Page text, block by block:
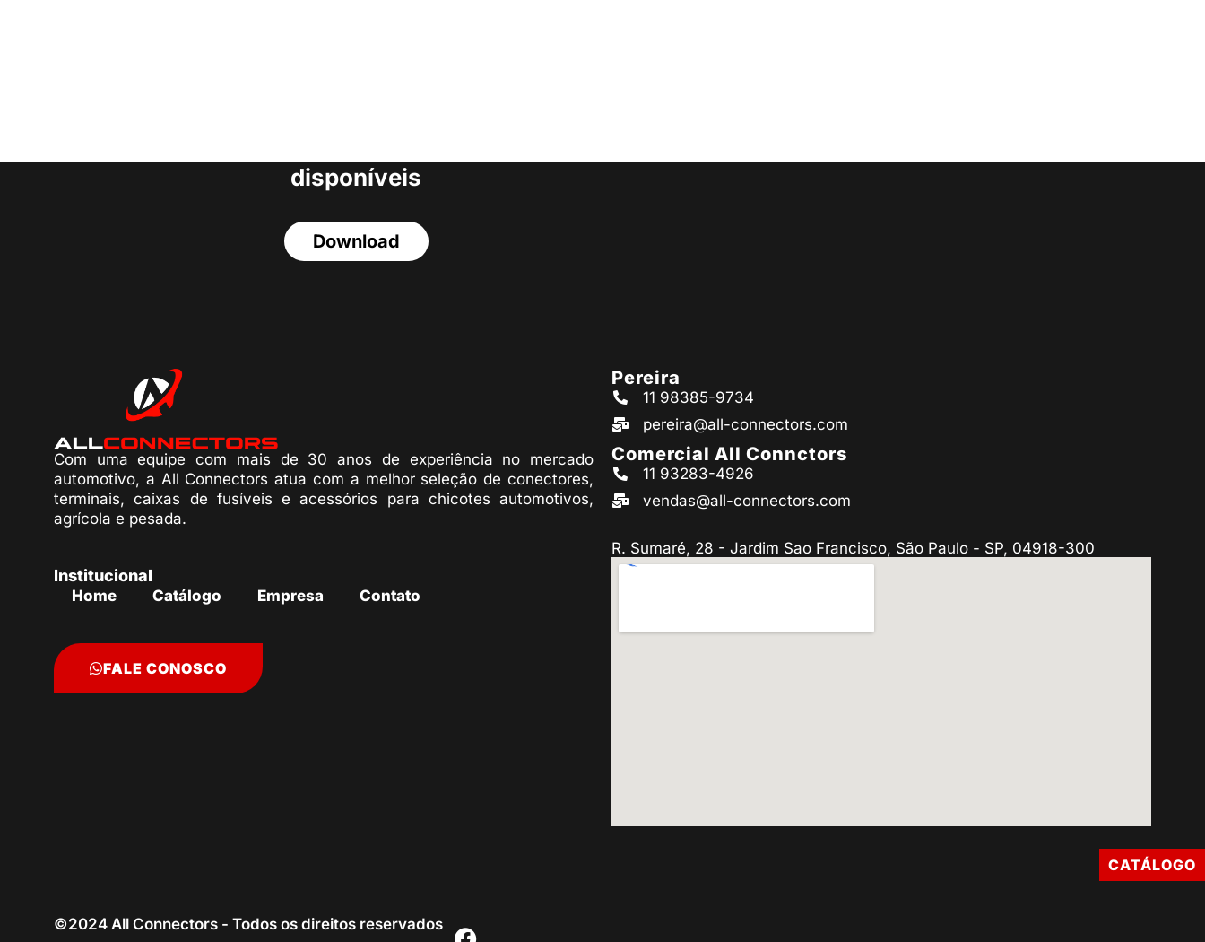
disponíveis
Download
Com uma equipe com mais de 30 anos de experiência no mercado
automotivo, a All Connectors atua com a melhor seleção de conectores,
terminais, caixas de fusíveis e acessórios para chicotes automotivos,
agrícola e pesada.
Institucional
Home Catálogo Empresa Contato
FALE CONOSCO
Pereira
11 98385-9734
pereira@all-connectors.com
Comercial All Connctors
11 93283-4926
vendas@all-connectors.com
R. Sumaré, 28 - Jardim Sao Francisco, São Paulo - SP, 04918-300
©2024 All Connectors - Todos os direitos reservados
CATÁLOGO